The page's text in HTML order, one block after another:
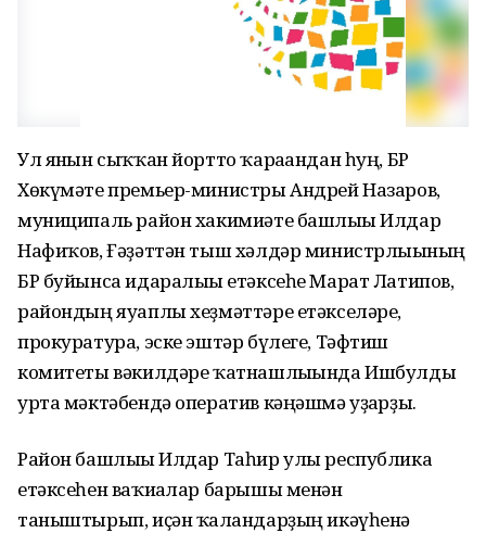
Ул янғын сыҡҡан йортто ҡарағандан һуң, БР
Хөкүмәте премьер-министры Андрей Назаров,
муниципаль район хакимиәте башлығы Илдар
Нафиҡов, Ғәҙәттән тыш хәлдәр министрлығының
БР буйынса идаралығы етәксеһе Марат Латипов,
райондың яуаплы хеҙмәттәре етәкселәре,
прокуратура, эске эштәр бүлеге, Тәфтиш
комитеты вәкилдәре ҡатнашлығында Ишбулды
урта мәктәбендә оператив кәңәшмә уҙғарҙы.
Район башлығы Илдар Таһир улы республика
етәксеһен ваҡиғалар барышы менән
таныштырып, иҫән ҡалғандарҙың икәүһенә